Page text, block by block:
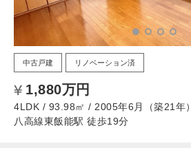
中古戸建 リノベーション済
1,880万円
4LDK / 93.98㎡ / 2005年6月（築21年）
八高線東飯能駅 徒歩19分